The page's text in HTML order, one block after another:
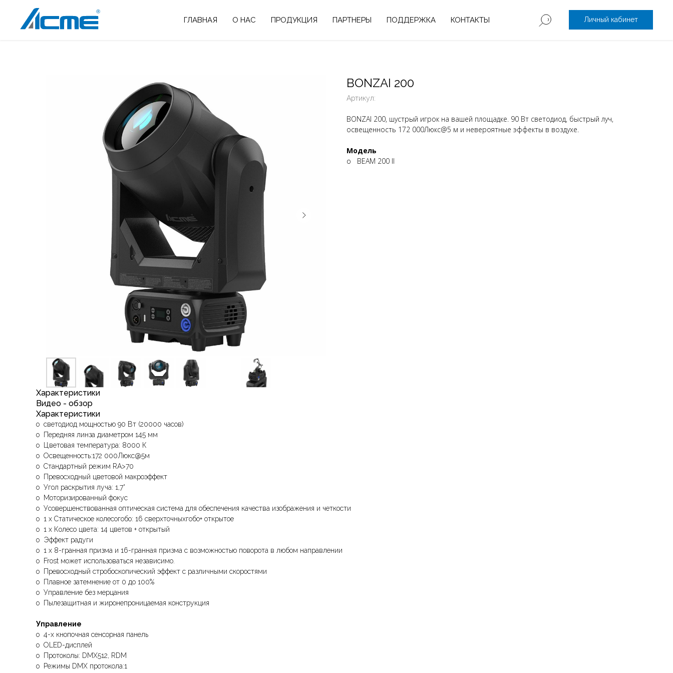
ГЛАВНАЯ О НАС ПРОДУКЦИЯ ПАРТНЕРЫ ПОДДЕРЖКА КОНТАКТЫ Личный кабинет
BONZAI 200
Артикул:
BONZAI 200, шустрый игрок на вашей площадке. 90 Вт светодиод, быстрый луч,
освещенность 172 000Люкс@5 м и невероятные эффекты в воздухе.
Модель
o BEAM 200 II
Характеристики
Видео - обзор
Характеристики
o светодиод мощностью 90 Вт (20000 часов)
o Передняя линза диаметром 145 мм
o Цветовая температура: 8000 К
o Освещенность:172 000Люкс@5м
o Стандартный режим RA>70
o Превосходный цветовой макроэффект
o Угол раскрытия луча: 1,7°
o Моторизированный фокус
o Усовершенствованная оптическая система для обеспечения качества изображения и четкости
o 1 х Статическое колесогобо: 16 сверхточныхгобо+ открытое
o 1 х Колесо цвета: 14 цветов + открытый
o Эффект радуги
o 1 х 8-гранная призма и 16-гранная призма с возможностью поворота в любом направлении
o Frost может использоваться независимо.
o Превосходный стробоскопический эффект с различными скоростями
o Плавное затемнение от 0 до 100%
o Управление без мерцания
o Пылезащитная и жиронепроницаемая конструкция
Управление
o 4-х кнопочная сенсорная панель
o OLED-дисплей
o Протоколы: DMX512, RDM
o Режимы DMX протокола:1